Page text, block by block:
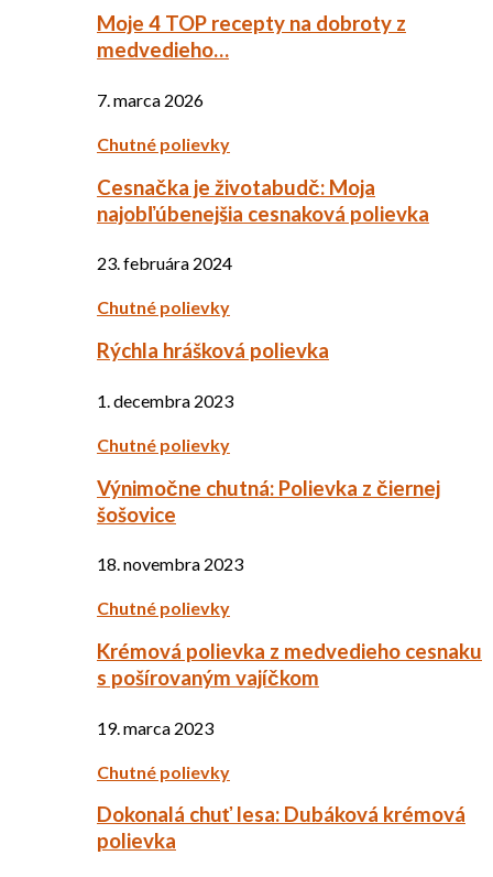
Moje 4 TOP recepty na dobroty z
medvedieho…
7. marca 2026
Chutné polievky
Cesnačka je životabudč: Moja
najobľúbenejšia cesnaková polievka
23. februára 2024
Chutné polievky
Rýchla hrášková polievka
1. decembra 2023
Chutné polievky
Výnimočne chutná: Polievka z čiernej
šošovice
18. novembra 2023
Chutné polievky
Krémová polievka z medvedieho cesnaku
s pošírovaným vajíčkom
19. marca 2023
Chutné polievky
Dokonalá chuť lesa: Dubáková krémová
polievka